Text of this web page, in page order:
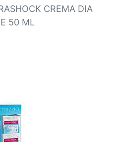
CREMA DIA
50 ML